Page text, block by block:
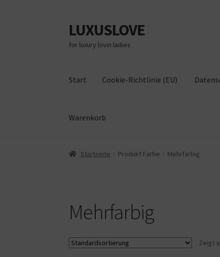
Zur
Navigation
springen
Zum
Inhalt
springen
LUXUSLOVE
for luxury lovin ladies
Start Cookie-Richtlinie (EU)
Warenkorb
Start Cookie-Richtlinie (EU) Datenschutz
Startseite Produkt Farbe Mehrfarbig
Mehrfarbig
Zeigt